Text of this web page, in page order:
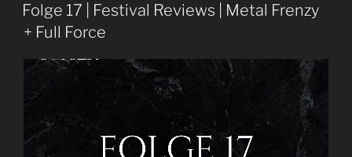
Folge 17 | Festival Reviews | Metal Frenzy
+ Full Force